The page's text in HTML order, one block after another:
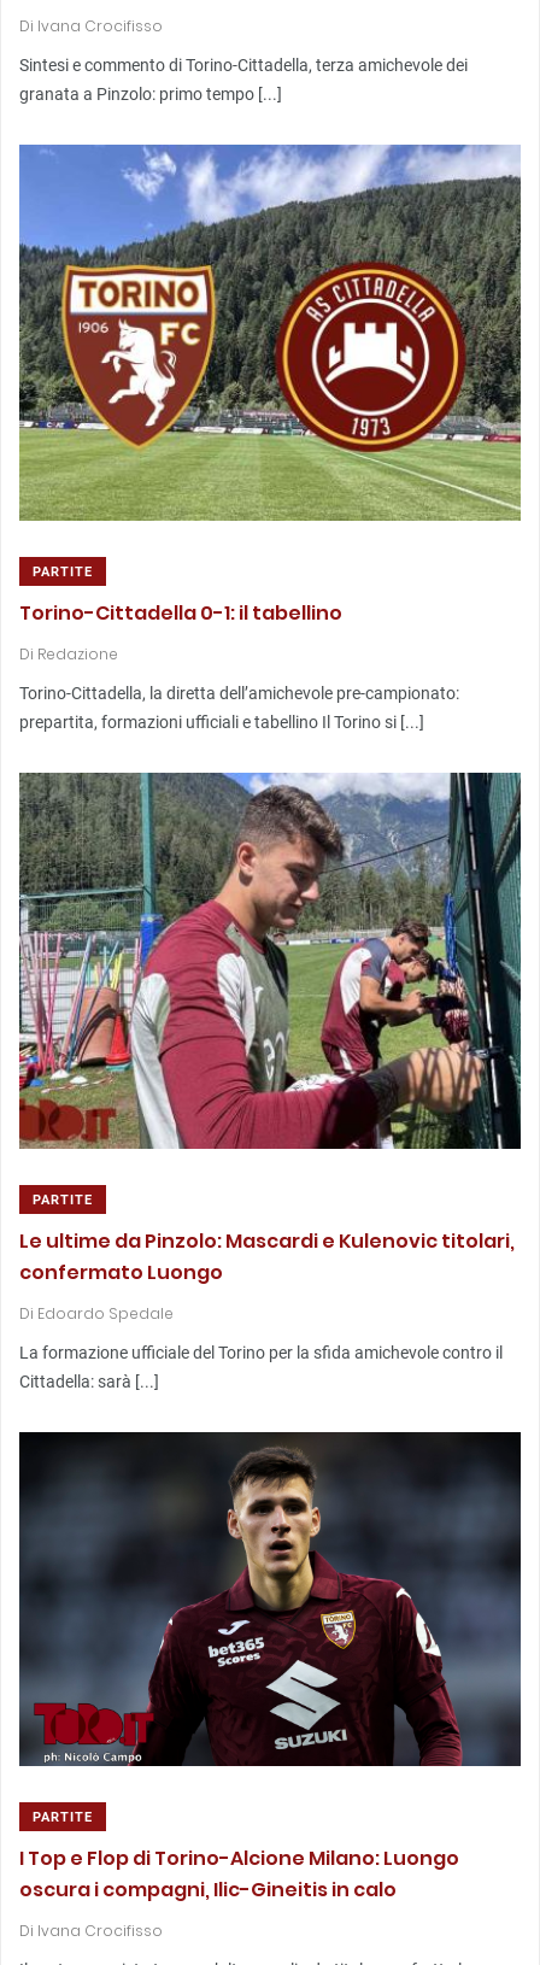
Di Ivana Crocifisso
Sintesi e commento di Torino-Cittadella, terza amichevole dei
granata a Pinzolo: primo tempo [...]
PARTITE
Torino-Cittadella 0-1: il tabellino
Di Redazione
Torino-Cittadella, la diretta dell’amichevole pre-campionato:
prepartita, formazioni ufficiali e tabellino Il Torino si [...]
PARTITE
Le ultime da Pinzolo: Mascardi e Kulenovic titolari,
confermato Luongo
Di Edoardo Spedale
La formazione ufficiale del Torino per la sfida amichevole contro il
Cittadella: sarà [...]
PARTITE
I Top e Flop di Torino-Alcione Milano: Luongo
oscura i compagni, Ilic-Gineitis in calo
Di Ivana Crocifisso